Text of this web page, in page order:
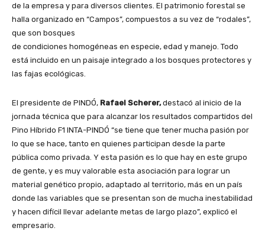
de la empresa y para diversos clientes. El patrimonio forestal se
halla organizado en “Campos”, compuestos a su vez de “rodales”,
que son bosques
de condiciones homogéneas en especie, edad y manejo. Todo
está incluido en un paisaje integrado a los bosques protectores y
las fajas ecológicas.
El presidente de PINDÓ, Rafael Scherer,destacó al inicio de la
jornada técnica que para alcanzar los resultados compartidos del
Pino Híbrido F1 INTA-PINDÓ “se tiene que tener mucha pasión por
lo que se hace, tanto en quienes participan desde la parte
pública como privada. Y esta pasión es lo que hay en este grupo
de gente, y es muy valorable esta asociación para lograr un
material genético propio, adaptado al territorio, más en un país
donde las variables que se presentan son de mucha inestabilidad
y hacen difícil llevar adelante metas de largo plazo”, explicó el
empresario.